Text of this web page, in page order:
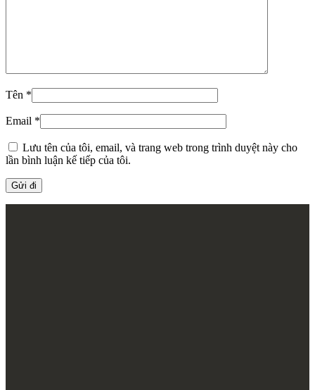
Tên *
Email *
Lưu tên của tôi, email, và trang web trong trình duyệt này cho
lần bình luận kế tiếp của tôi.